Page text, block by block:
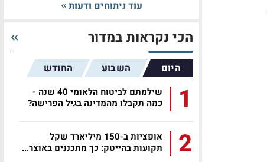
עוד ניתוחים ודעות
הכי נקראות במדור
היום השבוע החודש
1
שילמתם לביטוח הלאומי 40 שנה -
כמה תקבלו מהמדינה בגיל הפרישה?
2
אופציות ב-150 מיליארד שקל
תקועות בהייטק: כך מתכננים באוצר...